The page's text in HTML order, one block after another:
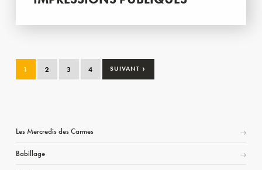
1 2 3 4 SUIVANT ›
Les Mercredis des Carmes
Babillage